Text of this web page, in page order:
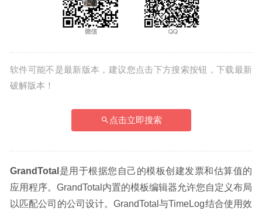
软件可能不是最新版本，建议您点击下方搜索按钮，下载最新
破解版本！
点击立即搜索
GrandTotal 是用于根据您自己的模板创建发票和估算值的
应用程序。GrandTotal内置的模板编辑器允许您自定义布局
以匹配公司的公司设计。GrandTotal与TimeLog结合使用效